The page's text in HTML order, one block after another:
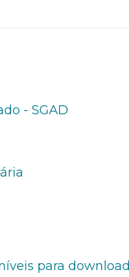
- SGAD
para download